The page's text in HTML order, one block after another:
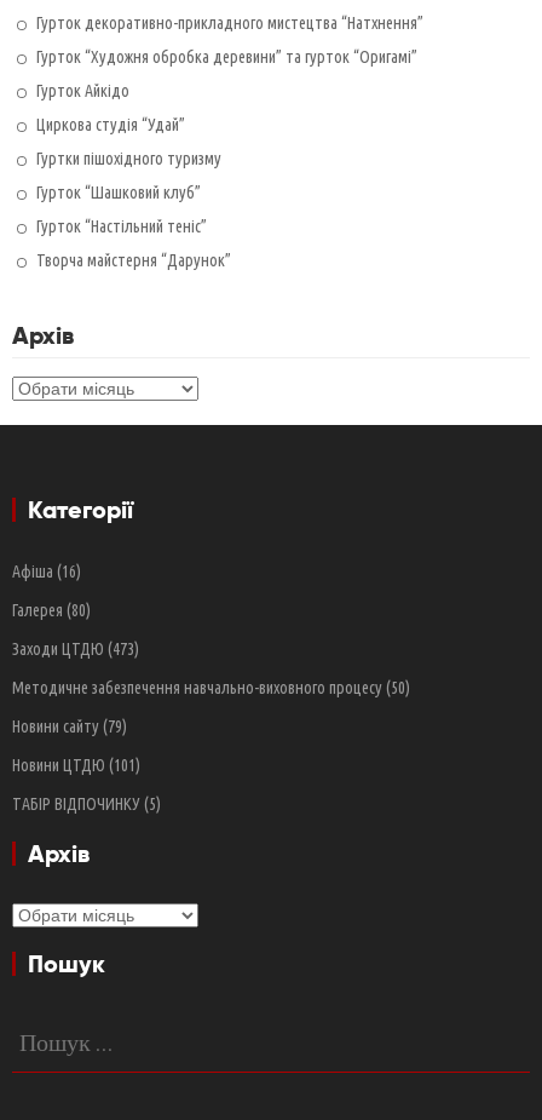
Гурток декоративно-прикладного мистецтва “Натхнення”
Гурток “Художня обробка деревини” та гурток “Оригамі”
Гурток Айкідо
Циркова студія “Удай”
Гуртки пішохідного туризму
Гурток “Шашковий клуб”
Гурток “Настільний теніс”
Творча майстерня “Дарунок”
Архів
Архів
Категорії
Афіша (16)
Галерея (80)
Заходи ЦТДЮ (473)
Методичне забезпечення навчально-виховного процесу(50)
Новини сайту(79)
Новини ЦТДЮ (101)
ТАБІР ВІДПОЧИНКУ(5)
Архів
Архів
Пошук